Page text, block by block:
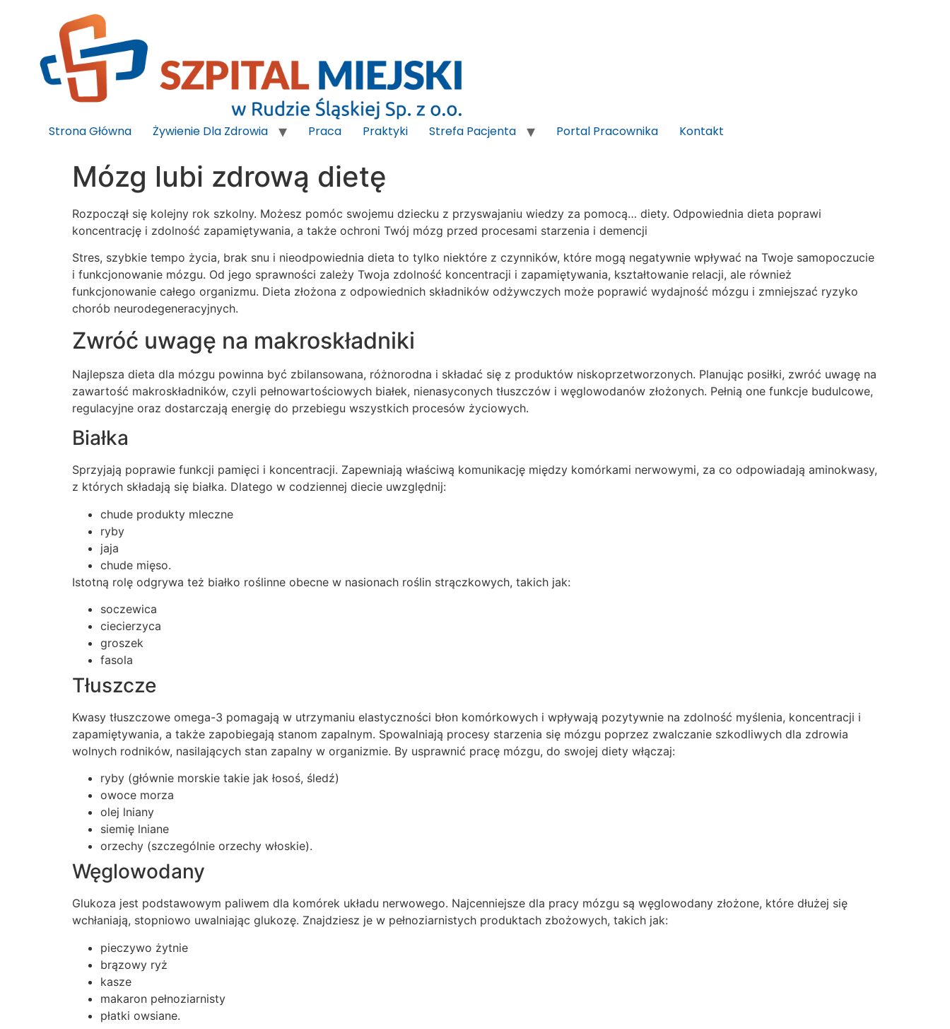
Strona Główna Żywienie Dla Zdrowia Praca Praktyki Strefa Pacjenta Portal Pracownika Kontakt
Mózg lubi zdrową dietę
Rozpoczął się kolejny rok szkolny. Możesz pomóc swojemu dziecku z przyswajaniu wiedzy za pomocą… diety. Odpowiednia dieta poprawi
koncentrację i zdolność zapamiętywania, a także ochroni Twój mózg przed procesami starzenia i demencji
Stres, szybkie tempo życia, brak snu i nieodpowiednia dieta to tylko niektóre z czynników, które mogą negatywnie wpływać na Twoje samopoczucie
i funkcjonowanie mózgu. Od jego sprawności zależy Twoja zdolność koncentracji i zapamiętywania, kształtowanie relacji, ale również
funkcjonowanie całego organizmu. Dieta złożona z odpowiednich składników odżywczych może poprawić wydajność mózgu i zmniejszać ryzyko
chorób neurodegeneracyjnych.
Zwróć uwagę na makroskładniki
Najlepsza dieta dla mózgu powinna być zbilansowana, różnorodna i składać się z produktów niskoprzetworzonych. Planując posiłki, zwróć uwagę na
zawartość makroskładników, czyli pełnowartościowych białek, nienasyconych tłuszczów i węglowodanów złożonych. Pełnią one funkcje budulcowe,
regulacyjne oraz dostarczają energię do przebiegu wszystkich procesów życiowych.
Białka
Sprzyjają poprawie funkcji pamięci i koncentracji. Zapewniają właściwą komunikację między komórkami nerwowymi, za co odpowiadają aminokwasy,
z których składają się białka. Dlatego w codziennej diecie uwzględnij:
chude produkty mleczne
ryby
jaja
chude mięso.
Istotną rolę odgrywa też białko roślinne obecne w nasionach roślin strączkowych, takich jak:
soczewica
ciecierzyca
groszek
fasola
Tłuszcze
Kwasy tłuszczowe omega-3 pomagają w utrzymaniu elastyczności błon komórkowych i wpływają pozytywnie na zdolność myślenia, koncentracji i
zapamiętywania, a także zapobiegają stanom zapalnym. Spowalniają procesy starzenia się mózgu poprzez zwalczanie szkodliwych dla zdrowia
wolnych rodników, nasilających stan zapalny w organizmie. By usprawnić pracę mózgu, do swojej diety włączaj:
ryby (głównie morskie takie jak łosoś, śledź)
owoce morza
olej lniany
siemię lniane
orzechy (szczególnie orzechy włoskie).
Węglowodany
Glukoza jest podstawowym paliwem dla komórek układu nerwowego. Najcenniejsze dla pracy mózgu są węglowodany złożone, które dłużej się
wchłaniają, stopniowo uwalniając glukozę. Znajdziesz je w pełnoziarnistych produktach zbożowych, takich jak:
pieczywo żytnie
brązowy ryż
kasze
makaron pełnoziarnisty
płatki owsiane.